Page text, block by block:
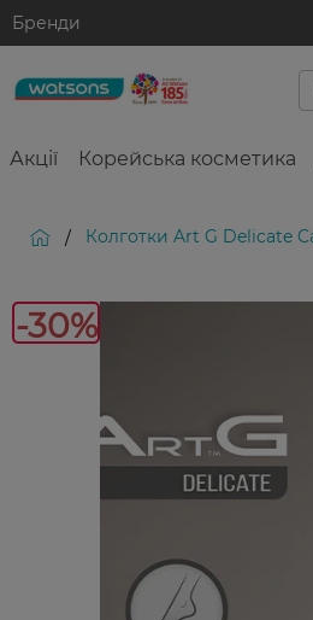
Бренди
Акції Корейська косметика
/ Колготки Art G Delicate
-30%